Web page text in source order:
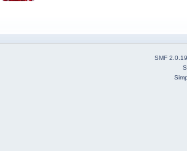
SMF 2.0.19